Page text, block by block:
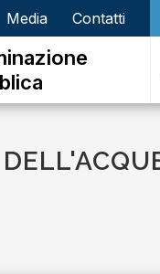
Media Contatti